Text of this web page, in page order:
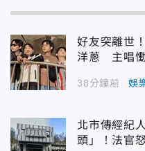
好友突離世
洋蔥 主唱慟
38分鐘前 娛
北市傳經紀
頭」！法官